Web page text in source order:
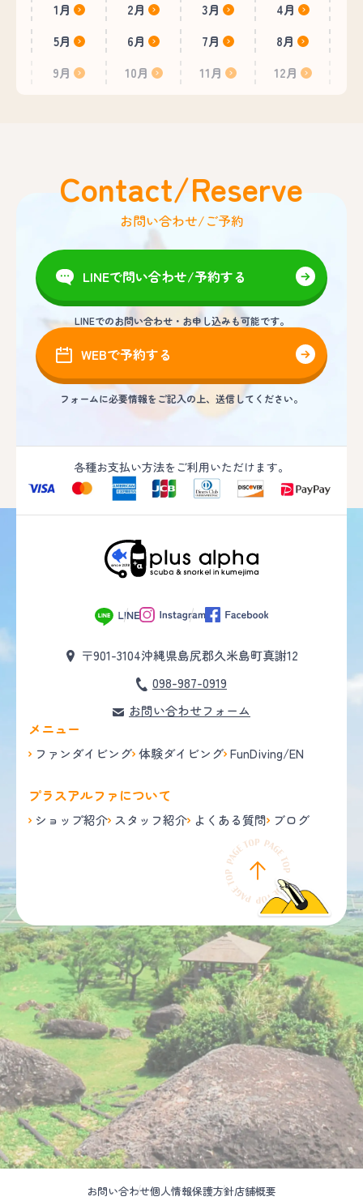
1月 2月 3月
4月
5月
6月 7月
8月
9月
10月 11月 12月
Contact/Reserve
お問い合わせ/ご予約
LINEで問い合わせ/予約する
LINEでのお問い合わせ・お申し込みも可能です。
WEBで予約する
フォームに必要情報をご記入の上、送信してください。
各種お支払い方法をご利用いただけます。
〒901-3104沖縄県島尻郡久米島町真謝12
098-987-0919
お問い合わせフォーム
メニュー
ファンダイビング 体験ダイビング FunDiving/EN
プラスアルファについて
ショップ紹介 スタッフ紹介 よくある質問 ブログ
お問い合わせ個人情報保護方針店舗概要